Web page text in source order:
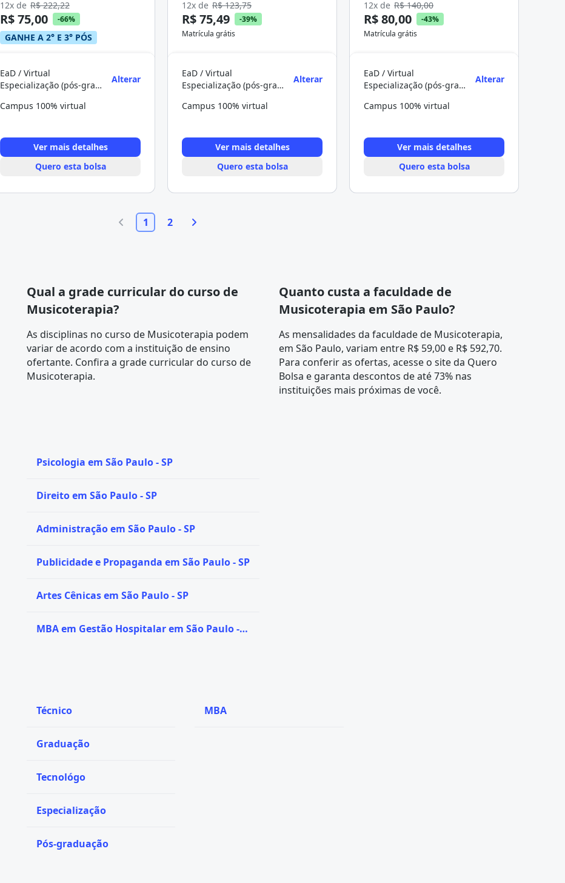
12x de R$ 222,22
R$ 75,00 -66%
GANHE A 2° E 3° PÓS
EaD / Virtual
Especialização (pós-graduação)
Alterar
Campus 100% virtual
Ver mais detalhes
Quero esta bolsa
12x de R$ 123,75
R$ 75,49
-39%
Matrícula grátis
EaD / Virtual
Especialização (pós-graduação)
Alterar
Campus 100% virtual
Ver mais detalhes
Quero esta bolsa
12x de R$ 140,00
R$ 80,00
-43%
Matrícula grátis
EaD / Virtual
Especialização (pós-graduação)
Alterar
Campus 100% virtual
Ver mais detalhes
Quero esta bolsa
1 2
Qual a grade curricular do curso de
Musicoterapia?
As disciplinas no curso de Musicoterapia podem
variar de acordo com a instituição de ensino
ofertante. Confira a grade curriculardo curso de
Musicoterapia.
Quanto custa a faculdade de
Musicoterapia em São Paulo?
As mensalidades da faculdade de Musicoterapia,
em São Paulo, variam entre R$ 59,00 e R$ 592,70.
Para conferir as ofertas, acesse o site da Quero
Bolsa e garanta descontos de até 73% nas
instituições mais próximas de você.
Psicologia em São Paulo - SP
Direito em São Paulo - SP
Administração em São Paulo - SP
Publicidade e Propaganda em São Paulo - SP
Artes Cênicas em São Paulo - SP
MBA em Gestão Hospitalar em São Paulo -
Técnico
Graduação
Tecnológo
Especialização
Pós-graduação
MBA